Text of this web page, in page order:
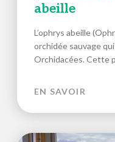
abeille
L’ophrys abeille
orchidée sauvage
Orchidacées. Cette
EN SAVOIR